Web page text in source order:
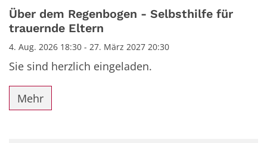
Datum: 4. August 2026
Über dem Regenbogen - Selbsthilfe für
trauernde Eltern
4. Aug. 2026 18:30 - 27. März 2027 20:30
Sie sind herzlich eingeladen.
Mehr